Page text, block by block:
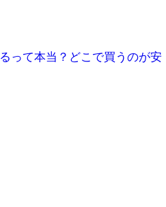
って本当？どこで買うのが安